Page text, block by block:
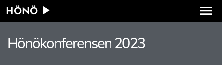
HÖNÖ
Hönökonferensen 2023